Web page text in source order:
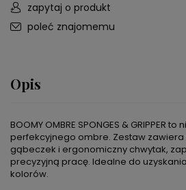
zapytaj o produkt
poleć znajomemu
Opis
BOOMY OMBRE SPONGES & GRIPPER
perfekcyjnego ombre. Zestaw zawiera
gąbeczek i ergonomiczny chwytak,
precyzyjną pracę. Idealne do
kolorów.